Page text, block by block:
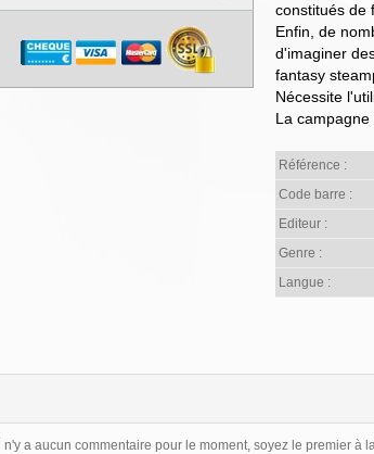
constitués de
Enfin, de
d'imaginer
fantasy
Nécessite
La campagne
Référence :
Code barre :
Editeur :
Genre :
Langue :
Il n'y a aucun commentaire pour le moment, soyez le premier à